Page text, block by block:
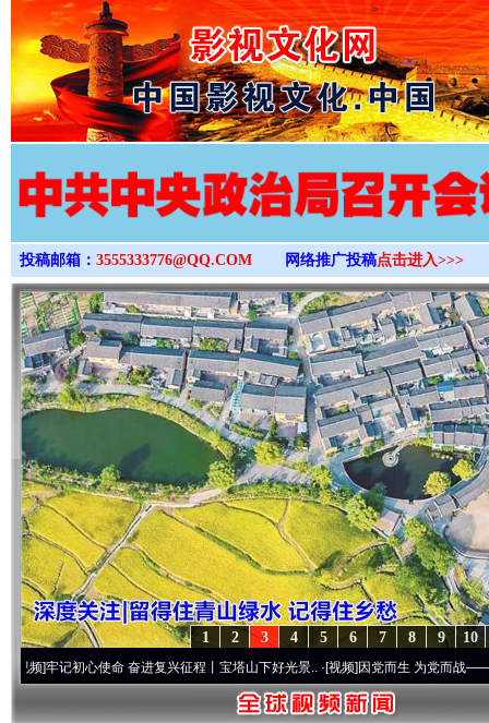
>
投稿邮箱： 3555333776@QQ.COM 网络推广投稿点击进入>>>
10
9
8
7
6
5
4
3
2
1
使命 奋进复兴征程丨宝塔山下好光景..·[视频]因党而生 为党而战——百年“纪”事⑧